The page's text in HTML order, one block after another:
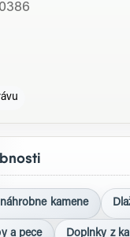
kamene
a pece Doplnky z